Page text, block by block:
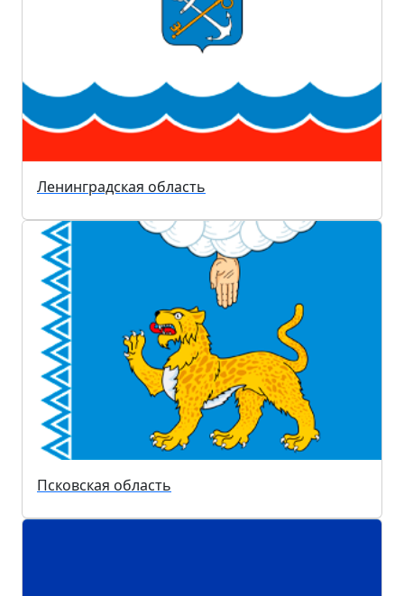
Ленинградская область
Псковская область